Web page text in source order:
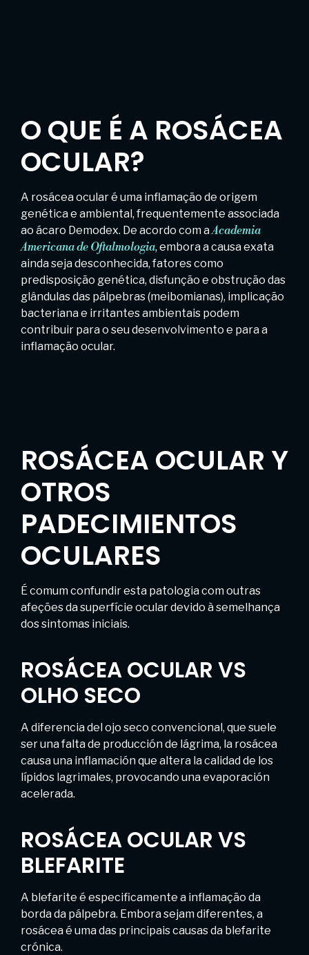
O QUE É A ROSÁCEA
OCULAR?
A rosácea ocular é uma inflamação de origem
genética e ambiental, frequentemente associada
ao ácaro Demodex. De acordo com a Academia
Americana de Oftalmologia, embora a causa exata
ainda seja desconhecida, fatores como
predisposição genética, disfunção e obstrução das
glândulas das pálpebras (meibomianas), implicação
bacteriana e irritantes ambientais podem
contribuir para o seu desenvolvimento e para a
inflamação ocular.
ROSÁCEA OCULAR Y
OTROS
PADECIMIENTOS
OCULARES
É comum confundir esta patologia com outras
afeções da superfície ocular devido à semelhança
dos sintomas iniciais.
ROSÁCEA OCULAR VS
OLHO SECO
A diferencia del ojo seco convencional, que suele
ser una falta de producción de lágrima, la rosácea
causa una inflamación que altera la calidad de los
lípidos lagrimales, provocando una evaporación
acelerada.
ROSÁCEA OCULAR VS
BLEFARITE
A blefarite é especificamente a inflamação da
borda da pálpebra. Embora sejam diferentes, a
rosácea é uma das principais causas da blefarite
crónica.